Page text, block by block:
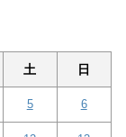
土 日
5 6